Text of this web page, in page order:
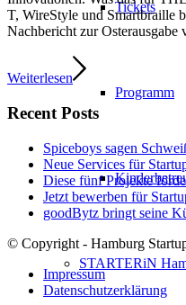
Tickets
Programm
STARTERiN
T, WireStyle und Smartbraille
Nachbericht zur
Weiterlesen
Recent Posts
Spiceboys sagen
Neue Services für
Diese fünf Projekte
Jetzt bewerben für
goodBytz bringt seine
© Copyright - Hamburg
Impressum
Datenschutzerklärung